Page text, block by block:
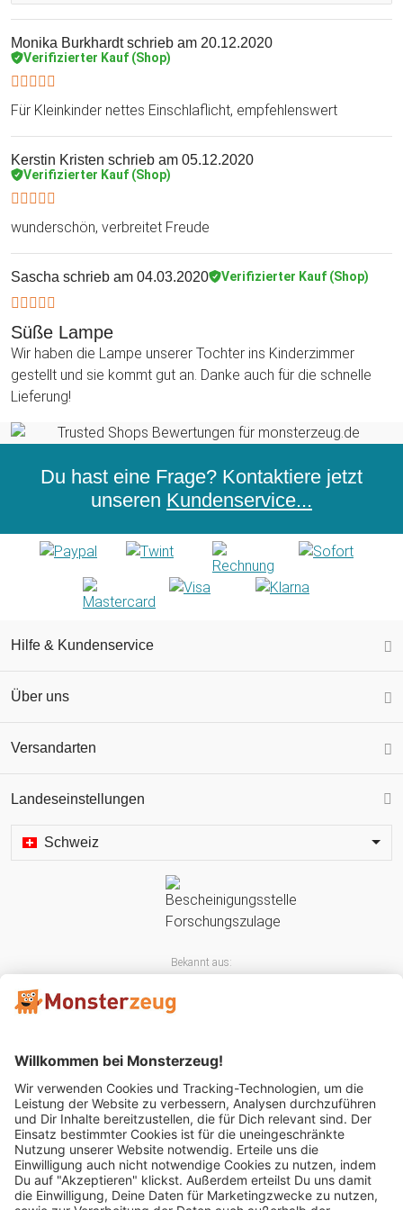
Monika Burkhardtschrieb am 20.12.2020
Verifizierter Kauf (Shop)
Für Kleinkinder nettes Einschlaflicht, empfehlenswert
Kerstin Kristen schrieb am 05.12.2020
Verifizierter Kauf (Shop)
wunderschön, verbreitet Freude
Sascha schrieb am 04.03.2020 Verifizierter Kauf (Shop)
Süße Lampe
Wir haben die Lampe unserer Tochter ins Kinderzimmer
gestellt und sie kommt gut an. Danke auch für die schnelle
Lieferung!
Du hast eine Frage? Kontaktiere jetzt
unseren Kundenservice...
Hilfe & Kundenservice
Über uns
Versandarten
Landeseinstellungen
Schweiz
Bekannt aus:
Mitglied im: